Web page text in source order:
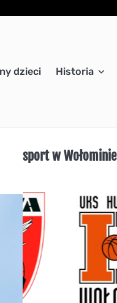
dzieci Historia
sport w Wołominie